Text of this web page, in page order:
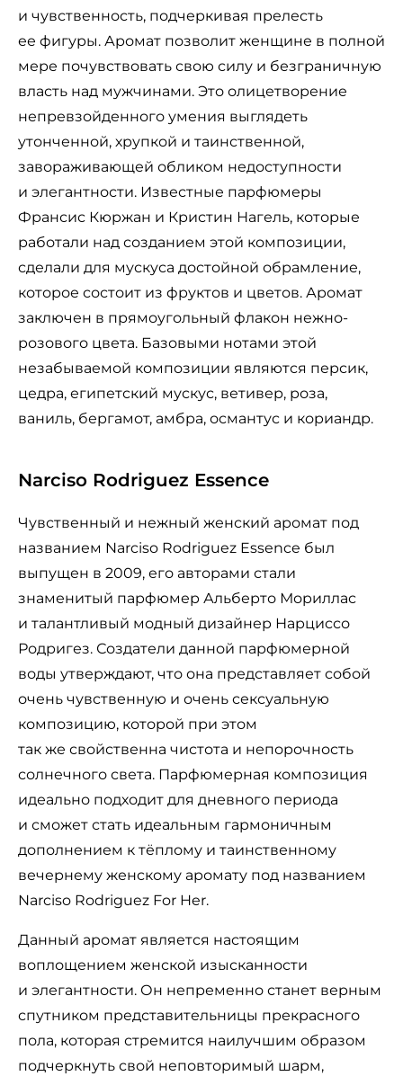
и чувственность, подчеркивая прелесть
ее фигуры. Аромат позволит женщине в полной
мере почувствовать свою силу и безграничную
власть над мужчинами. Это олицетворение
непревзойденного умения выглядеть
утонченной, хрупкой и таинственной,
завораживающей обликом недоступности
и элегантности. Известные парфюмеры
Франсис Кюржан и Кристин Нагель, которые
работали над созданием этой композиции,
сделали для мускуса достойной обрамление,
которое состоит из фруктов и цветов. Аромат
заключен в прямоугольный флакон нежно-
розового цвета. Базовыми нотами этой
незабываемой композиции являются персик,
цедра, египетский мускус, ветивер, роза,
ваниль, бергамот, амбра, османтус и кориандр.
Narciso Rodriguez Essence
Чувственный и нежный женский аромат под
названием Narciso Rodriguez Essence был
выпущен в 2009, его авторами стали
знаменитый парфюмер Альберто Мориллас
и талантливый модный дизайнер Нарциссо
Родригез. Создатели данной парфюмерной
воды утверждают, что она представляет собой
очень чувственную и очень сексуальную
композицию, которой при этом
так же свойственна чистота и непорочность
солнечного света. Парфюмерная композиция
идеально подходит для дневного периода
и сможет стать идеальным гармоничным
дополнением к тёплому и таинственному
вечернему женскому аромату под названием
Narciso Rodriguez For Her.
Данный аромат является настоящим
воплощением женской изысканности
и элегантности. Он непременно станет верным
спутником представительницы прекрасного
пола, которая стремится наилучшим образом
подчеркнуть свой неповторимый шарм,